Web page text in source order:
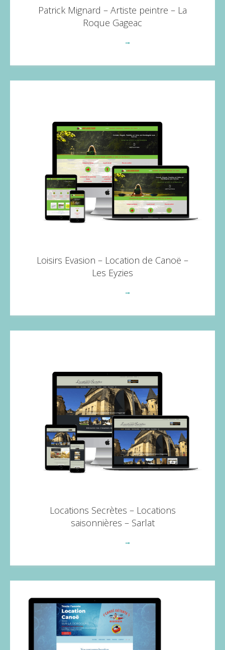
Patrick Mignard – Artiste peintre – La
Roque Gageac
→
Loisirs Evasion – Location de Canoë –
Les Eyzies
→
Locations Secrètes – Locations
saisonnières – Sarlat
→